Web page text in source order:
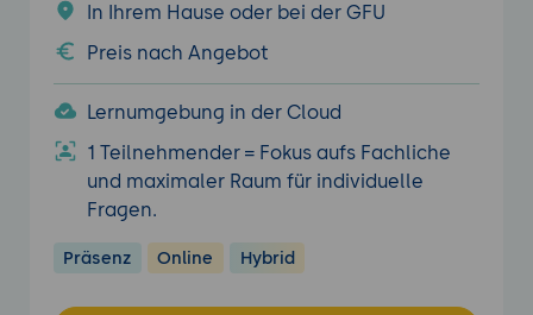
In Ihrem Hause oder bei der GFU
Preis nach Angebot
Lernumgebung in der Cloud
1 Teilnehmender = Fokus aufs Fachliche
und maximaler Raum für individuelle
Fragen.
Präsenz Online Hybrid